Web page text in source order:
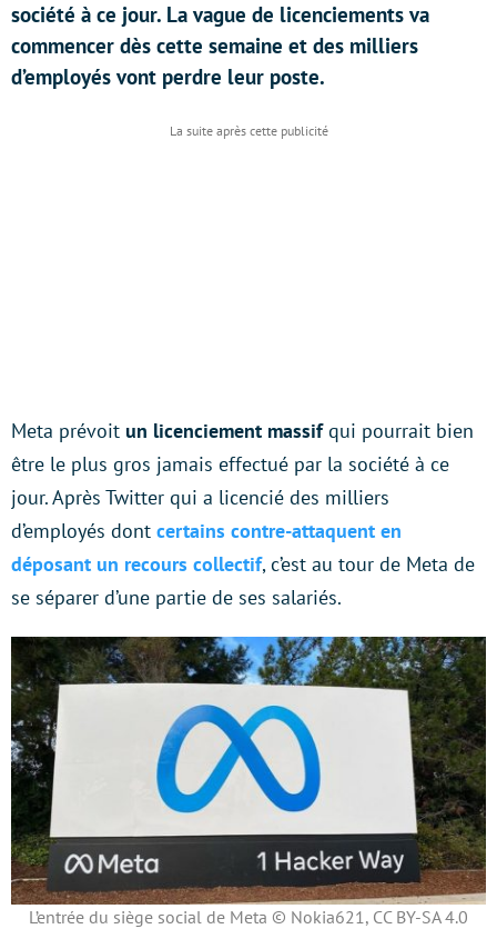
société à ce jour. La vague de licenciements va
commencer dès cette semaine et des milliers
d’employés vont perdre leur poste.
Meta prévoit un licenciement massifqui pourrait bien
être le plus gros jamais effectué par la société à ce
jour. Après Twitter qui a licencié des milliers
d’employés dont certains contre-attaquent en
déposant un recours collectif, c’est au tour de Meta de
se séparer d’une partie de ses salariés.
L’entrée du siège social de Meta © Nokia621, CC BY-SA 4.0